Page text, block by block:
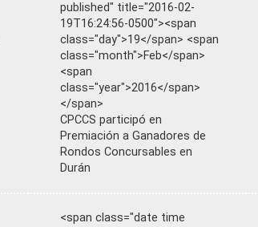
published" title="2016-02-
19T16:24:56-0500"><span
class="day">19</span> <span
class="month">Feb</span>
<span
class="year">2016</span>
</span>
CPCCS participó en
Premiación a Ganadores de
Rondos Concursables en
Durán
<span class="date time